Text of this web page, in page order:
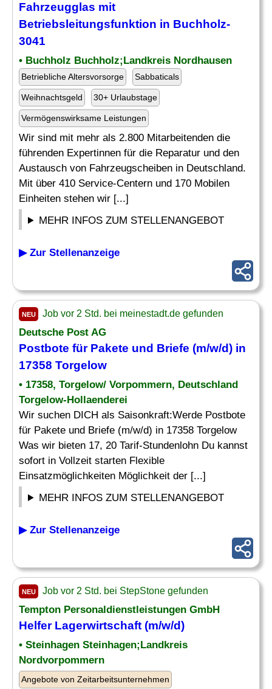
Fahrzeugglas mit
Betriebsleitungsfunktion in Buchholz-
3041
• Buchholz Buchholz;Landkreis Nordhausen
Betriebliche Altersvorsorge Sabbaticals
Weihnachtsgeld 30+ Urlaubstage
Vermögenswirksame Leistungen
Wir sind mit mehr als 2.800 Mitarbeitenden die
führenden Expertinnen für die Reparatur und den
Austausch von Fahrzeugscheiben in Deutschland.
Mit über 410 Service-Centern und 170 Mobilen
Einheiten stehen wir [...]
MEHR INFOS ZUM STELLENANGEBOT
▶ Zur Stellenanzeige
NEU Job vor 2 Std. bei meinestadt.de gefunden
Deutsche Post AG
Postbote für Pakete und Briefe (m/w/d) in
17358 Torgelow
• 17358, Torgelow/ Vorpommern, Deutschland
Torgelow-Hollaenderei
Wir suchen DICH als Saisonkraft:Werde Postbote
für Pakete und Briefe (m/w/d) in 17358 Torgelow
Was wir bieten 17, 20 Tarif-Stundenlohn Du kannst
sofort in Vollzeit starten Flexible
Einsatzmöglichkeiten Möglichkeit der [...]
MEHR INFOS ZUM STELLENANGEBOT
▶ Zur Stellenanzeige
NEU Job vor 2 Std. bei StepStone gefunden
Tempton Personaldienstleistungen GmbH
Helfer Lagerwirtschaft (m/w/d)
• Steinhagen Steinhagen;Landkreis
Nordvorpommern
Angebote von Zeitarbeitsunternehmen